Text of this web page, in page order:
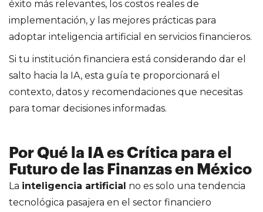
éxito más relevantes, los costos reales de
implementación, y las mejores prácticas para
adoptar inteligencia artificial en servicios financieros.
Si tu institución financiera está considerando dar el
salto hacia la IA, esta guía te proporcionará el
contexto, datos y recomendaciones que necesitas
para tomar decisiones informadas.
Por Qué la IA es Crítica para el
Futuro de las Finanzas en México
La inteligencia artificial no es solo una tendencia
tecnológica pasajera en el sector financiero